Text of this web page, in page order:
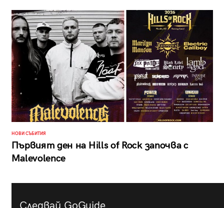
НОВИ СЪБИТИЯ
Първият ден на Hills of Rock започва с
Malevolence